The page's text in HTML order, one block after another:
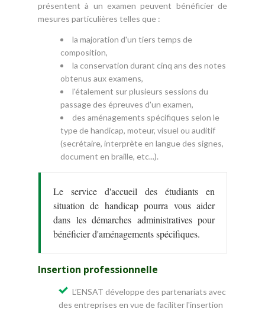
présentent à un examen peuvent bénéficier de
mesures particulières telles que :
la majoration d'un tiers temps de
composition,
la conservation durant cinq ans des notes
obtenus aux examens,
l'étalement sur plusieurs sessions du
passage des épreuves d'un examen,
des aménagements spécifiques selon le
type de handicap, moteur, visuel ou auditif
(secrétaire, interprète en langue des signes,
document en braille, etc...).
Le service d'accueil des étudiants en
situation de handicap pourra vous aider
dans les démarches administratives pour
bénéficier d'aménagements spécifiques.
Insertion professionnelle
L’ENSAT développe des partenariats avec
des entreprises en vue de faciliter l'insertion